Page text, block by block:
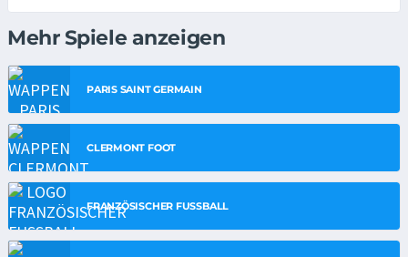
Mehr Spiele anzeigen
PARIS SAINT GERMAIN
CLERMONT FOOT
FRANZÖSISCHER FUSSBALL